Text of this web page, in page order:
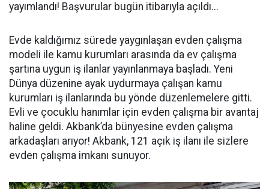
yayımlandı! Başvurular bugün itibarıyla açıldı...
Evde kaldığımız sürede yaygınlaşan evden çalışma
modeli ile kamu kurumları arasında da ev çalışma
şartına uygun iş ilanlar yayınlanmaya başladı. Yeni
Dünya düzenine ayak uydurmaya çalışan kamu
kurumları iş ilanlarında bu yönde düzenlemelere gitti.
Evli ve çocuklu hanımlar için evden çalışma bir avantaj
haline geldi. Akbank’da bünyesine evden çalışma
arkadaşları arıyor! Akbank, 121 açık iş ilanı ile sizlere
evden çalışma imkanı sunuyor.